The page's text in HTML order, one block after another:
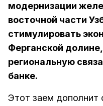
модернизации
восточной части
стимулировать
Ферганской
региональную
банке.
Этот заем дополнит